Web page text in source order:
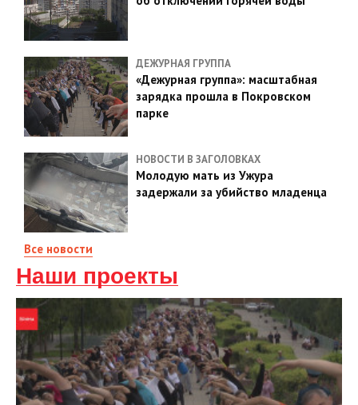
ДЕЖУРНАЯ ГРУППА
«Дежурная группа»: масштабная
зарядка прошла в Покровском
парке
НОВОСТИ В ЗАГОЛОВКАХ
Молодую мать из Ужура
задержали за убийство младенца
Все новости
Наши проекты